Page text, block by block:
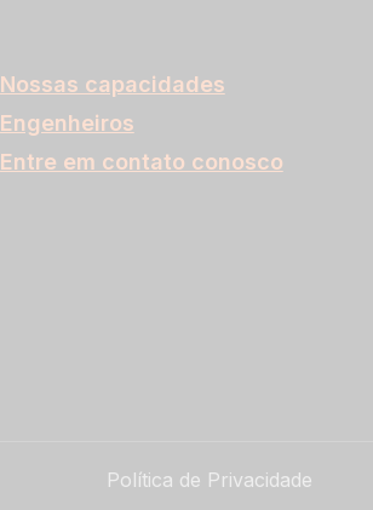
Nossas capacidades
Engenheiros
Entre em contato conosco
Política de Privacidade